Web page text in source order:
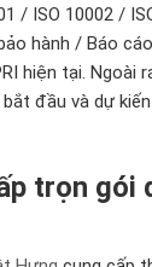
/ ISO 10002 /
hành / Báo
hiện tại. Ngoài
đầu và dự
trọn gói